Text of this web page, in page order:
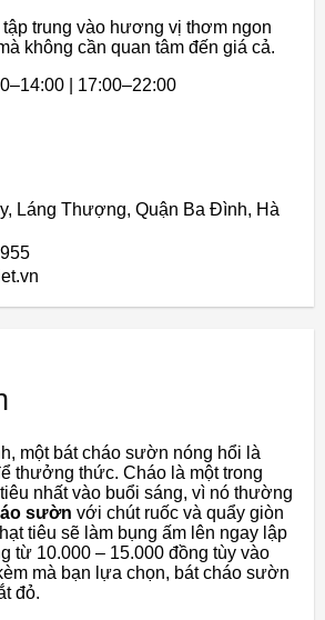
tập trung vào hương vị thơm ngon
không cần quan tâm đến giá cả.
| 17:00–22:00
Láng Thượng, Quận Ba Đình, Hà
một bát cháo sườn nóng hổi là
thưởng thức. Cháo là một trong
nhất vào buổi sáng, vì nó thường
sườn với chút ruốc và quẩy giòn
tiêu sẽ làm bụng ấm lên ngay lập
từ 10.000 – 15.000 đồng tùy vào
mà bạn lựa chọn, bát cháo sườn
đỏ.